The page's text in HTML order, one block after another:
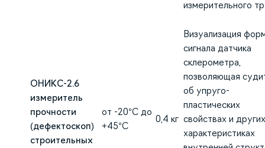
ОНИКС-2.6
измеритель
прочности
(дефектоскоп)
строительных
от -20°С до
+45°С
0,4 кг
измерительного
Визуализация
сигнала датчика
склерометра,
позволяющая
об упруго-
пластических
свойствах и других
характеристиках